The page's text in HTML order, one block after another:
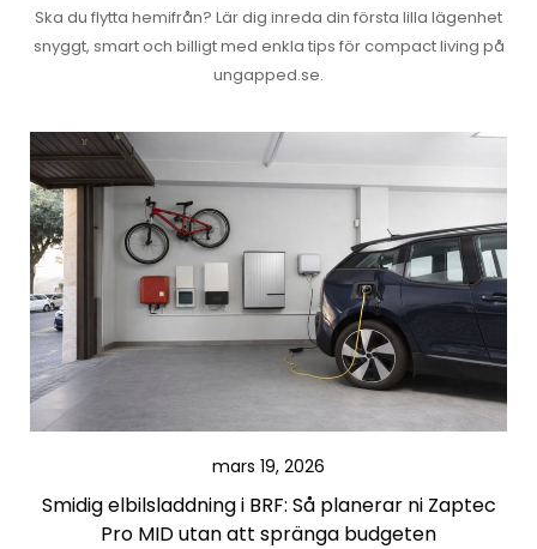
Ska du flytta hemifrån? Lär dig inreda din första lilla lägenhet
snyggt, smart och billigt med enkla tips för compact living på
ungapped.se.
mars 19, 2026
Smidig elbilsladdning i BRF: Så planerar ni Zaptec
Pro MID utan att spränga budgeten